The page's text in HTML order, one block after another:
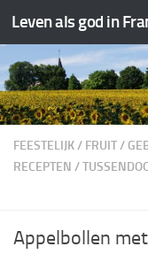
Doorgaan naar
Leven als god in
FEESTELIJK/ FRUIT/
RECEPTEN /
Appelbollen